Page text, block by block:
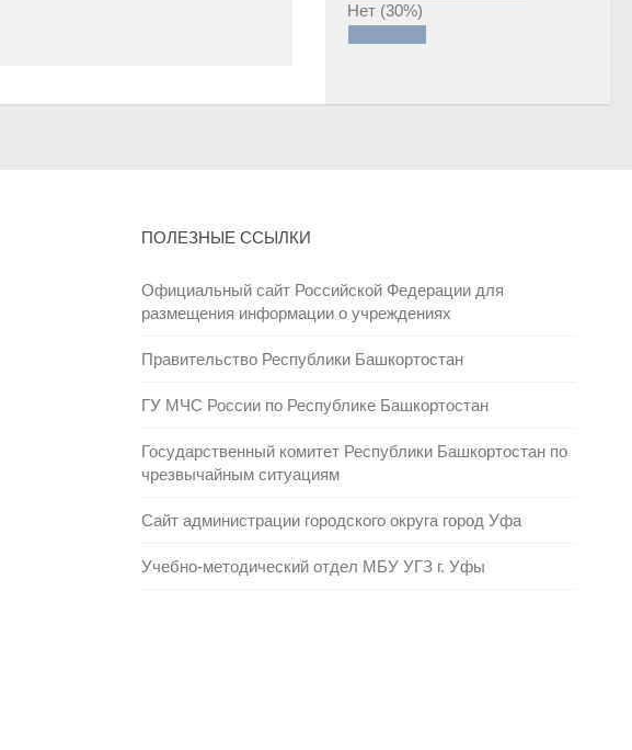
Нет (30%)
ПОЛЕЗНЫЕ ССЫЛКИ
Официальный сайт Российской Федерации для
размещения информации о учреждениях
Правительство Республики Башкортостан
ГУ МЧС России по Республике Башкортостан
Государственный комитет Республики Башкортостан по
чрезвычайным ситуациям
Сайт администрации городского округа город Уфа
Учебно-методический отдел МБУ УГЗ г. Уфы